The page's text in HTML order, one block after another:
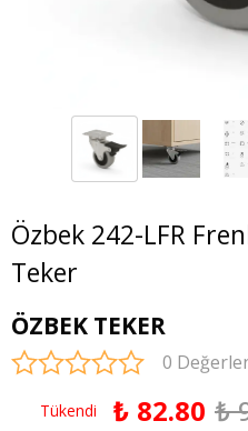
Özbek 242-LFR
Teker
ÖZBEK TEKER
0
Tükendi ₺ 82.80 ₺